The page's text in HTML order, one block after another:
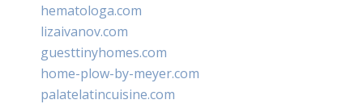
hematologa.com
lizaivanov.com
guesttinyhomes.com
home-plow-by-meyer.com
palatelatincuisine.com